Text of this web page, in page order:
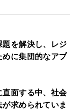
を解決し、レジ
めに集団的なアプ
直面する中、社会
求められていま